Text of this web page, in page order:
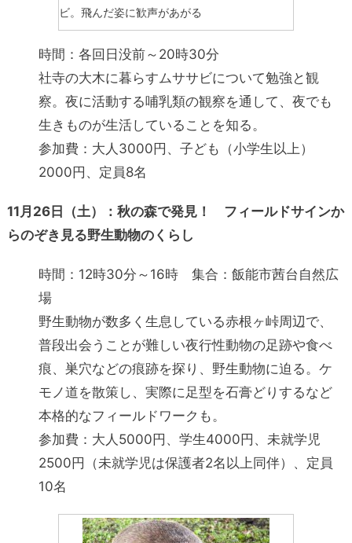
ビ。飛んだ姿に歓声があがる
時間：各回日没前～20時30分
社寺の大木に暮らすムササビについて勉強と観
察。夜に活動する哺乳類の観察を通して、夜でも
生きものが生活していることを知る。
参加費：大人3000円、子ども（小学生以上）
2000円、定員8名
11月26日（土）：秋の森で発見！ フィールドサインか
らのぞき見る野生動物のくらし
時間：12時30分～16時 集合：飯能市茜台自然広
場
野生動物が数多く生息している赤根ヶ峠周辺で、
普段出会うことが難しい夜行性動物の足跡や食べ
痕、巣穴などの痕跡を探り、野生動物に迫る。ケ
モノ道を散策し、実際に足型を石膏どりするなど
本格的なフィールドワークも。
参加費：大人5000円、学生4000円、未就学児
2500円（未就学児は保護者2名以上同伴）、定員
10名